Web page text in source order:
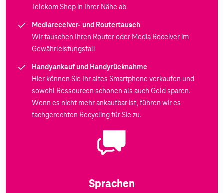
Telekom Shop in Ihrer Nähe ab
Mediareceiver- und Routertausch
Wir tauschen Ihren Router oder Media Receiver im
Gewährleistungsfall
Handyankauf und Handyrücknahme
Hier können Sie Ihr altes Smartphone verkaufen und
sowohl Ressourcen schonen als auch Geld sparen.
Wenn es nicht mehr ankaufbar ist, führen wir es
fachgerechten Recycling für Sie zu.
Sprachen